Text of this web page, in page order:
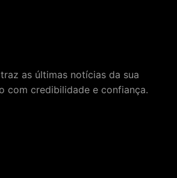
as últimas notícias da sua
com credibilidade e confiança.